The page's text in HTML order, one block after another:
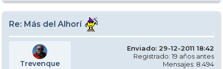
Re: Más del Alhorí
Trevenque
Enviado: 29-12-2011 18:42
Registrado: 19 años antes
Mensajes: 8.494